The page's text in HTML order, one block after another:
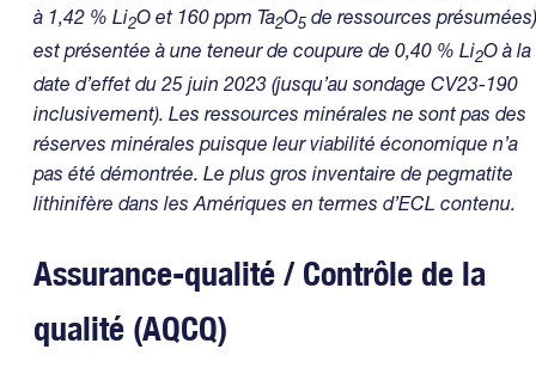
à 1,42 % Li2O et 160 ppm Ta2O5 de ressources présumées)
est présentée à une teneur de coupure de 0,40 % Li2O à la
date d’effet du 25 juin 2023 (jusqu’au sondage CV23-190
inclusivement). Les ressources minérales ne sont pas des
réserves minérales puisque leur viabilité économique n’a
pas été démontrée. Le plus gros inventaire de pegmatite
lithinifère dans les Amériques en termes d’ECL contenu.
Assurance-qualité / Contrôle de la
qualité (AQCQ)